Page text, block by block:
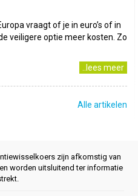
vraagt of je in euro’s of in
veiligere optie meer kosten. Zo
..lees meer
Alle artikelen
zijn afkomstig van
en worden uitsluitend ter informatie